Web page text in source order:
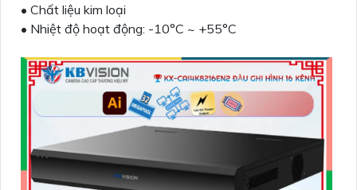
• Chất liệu kim loại
• Nhiệt độ hoạt động: -10°C ~ +55°C